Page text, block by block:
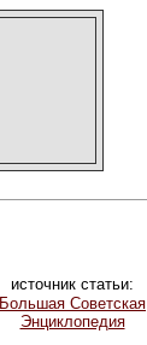
источник статьи:
Большая Советская
Энциклопедия